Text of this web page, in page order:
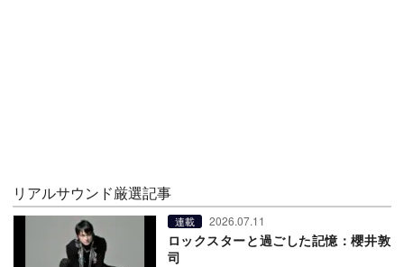
リアルサウンド厳選記事
連載 2026.07.11
ロックスターと過ごした記憶：櫻井敦
司